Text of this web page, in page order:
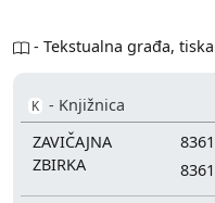
- Tekstualna građa,
K - Knjižnica
ZAVIČAJNA
ZBIRKA